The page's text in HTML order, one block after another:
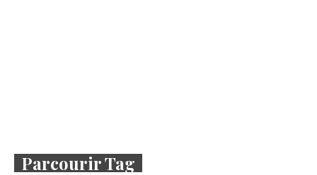
Parcourir Tag